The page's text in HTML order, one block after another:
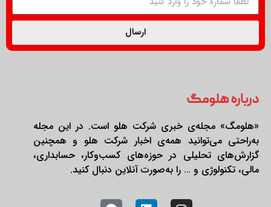
ارسال
درباره هلومگ
«هلومگ» مجله‌ی خبری شرکت هلو است. در این مجله
به‌راحتی می‌توانید همه‌ی اخبار شرکت هلو و همچنین
گزارش‌های تحلیلی در حوزه‌های کسب‌وکار، حسابداری،
مالی، تکنولوژی و … را به‌صورت آنلاین دنبال کنید.